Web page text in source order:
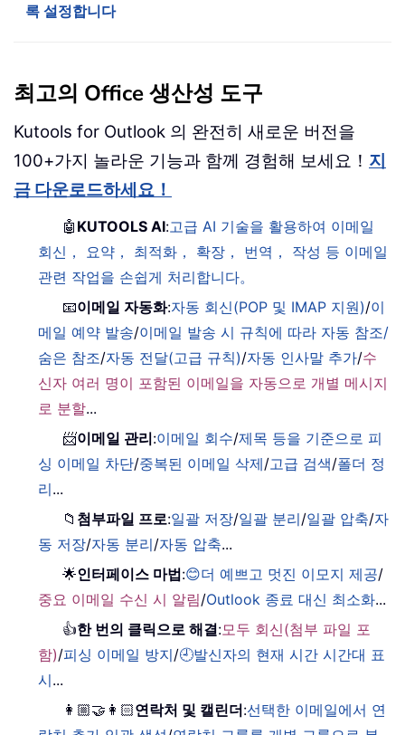
록 설정합니다
최고의 Office 생산성 도구
Kutools for Outlook 의 완전히 새로운 버전을
100+가지 놀라운 기능과 함께 경험해 보세요！ 지
금 다운로드하세요！
🤖 KUTOOLS AI:고급 AI 기술을 활용하여 이메일
회신， 요약， 최적화， 확장， 번역， 작성 등 이메일
관련 작업을 손쉽게 처리합니다。
📧이메일 자동화:자동 회신(POP 및 IMAP 지원)/이
메일 예약 발송/이메일 발송 시 규칙에 따라 자동 참조/
숨은 참조/자동 전달(고급 규칙)/자동 인사말 추가/수
신자 여러 명이 포함된 이메일을 자동으로 개별 메시지
로 분할...
📨이메일 관리:이메일 회수/제목 등을 기준으로 피
싱 이메일 차단/중복된 이메일 삭제/고급 검색/폴더 정
리...
📁 첨부파일 프로:일괄 저장/일괄 분리/일괄 압축/자
동 저장/자동 분리/자동 압축...
🌟인터페이스 마법:😊더 예쁘고 멋진 이모지 제공/
중요 이메일 수신 시 알림/Outlook 종료 대신 최소화...
👍한 번의 클릭으로 해결:모두 회신(첨부 파일 포
함)/피싱 이메일 방지/🕘발신자의 현재 시간 시간대 표
시...
👩🏼‍🤝‍👩🏻연락처 및 캘린더:선택한 이메일에서 연